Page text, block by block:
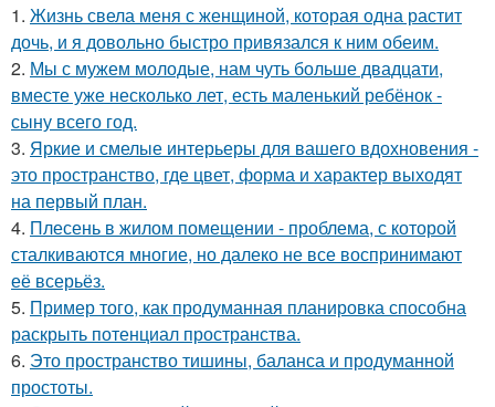
1. Жизнь свела меня с женщиной, которая одна растит
дочь, и я довольно быстро привязался к ним обеим.
2. Мы с мужем молодые, нам чуть больше двадцати,
вместе уже несколько лет, есть маленький ребёнок -
сыну всего год.
3. Яркие и смелые интерьеры для вашего вдохновения -
это пространство, где цвет, форма и характер выходят
на первый план.
4. Плесень в жилом помещении - проблема, с которой
сталкиваются многие, но далеко не все воспринимают
её всерьёз.
5. Пример того, как продуманная планировка способна
раскрыть потенциал пространства.
6. Это пространство тишины, баланса и продуманной
простоты.